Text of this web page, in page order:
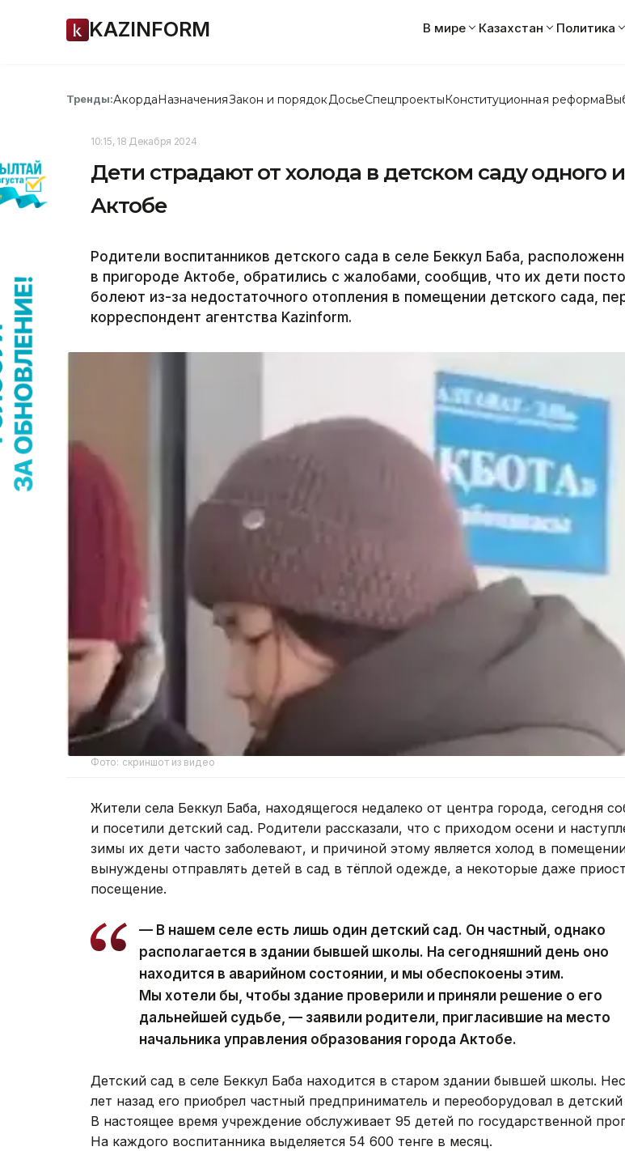
KAZINFORM В мире Казахстан Политика
Тренды:АкордаНазначенияЗакон и порядок ДосьеСпецпроектыКонституционная реформа
10:15, 18 Декабря 2024
Дети страдают от холода в детском саду одного
Актобе
Родители воспитанников детского сада в селе Беккул Баба,
в пригороде Актобе, обратились с жалобами, сообщив, что их дети
болеют из-за недостаточного отопления в помещении детского сада,
корреспондент агентства Kazinform.
Фото: скриншот из видео
Жители села Беккул Баба, находящегося недалеко от центра города, сегодня
и посетили детский сад. Родители рассказали, что с приходом осени и
зимы их дети часто заболевают, и причиной этому является холод в
вынуждены отправлять детей в сад в тёплой одежде, а некоторые даже
посещение.
— В нашем селе есть лишь один детский сад. Он частный, однако
располагается в здании бывшей школы. На сегодняшний день оно
находится в аварийном состоянии, и мы обеспокоены этим.
Мы хотели бы, чтобы здание проверили и приняли решение о его
дальнейшей судьбе, — заявили родители, пригласившие на место
начальника управления образования города Актобе.
Детский сад в селе Беккул Баба находится в старом здании бывшей школы.
лет назад его приобрел частный предприниматель и переоборудовал в детский
В настоящее время учреждение обслуживает 95 детей по государственной
На каждого воспитанника выделяется 54 600 тенге в месяц.